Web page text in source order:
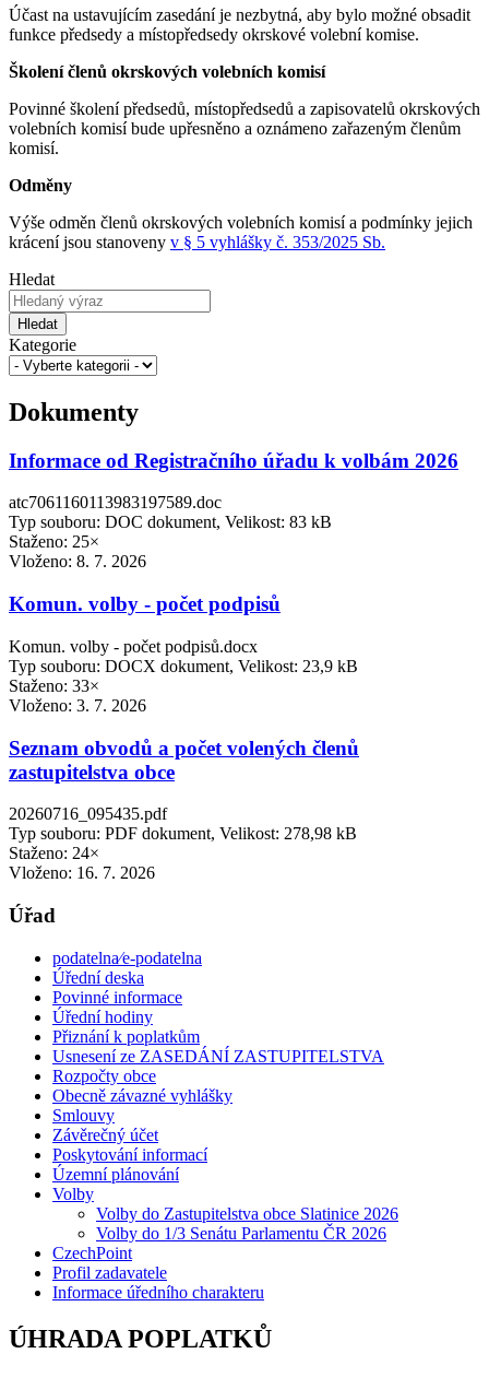
Účast na ustavujícím zasedání je nezbytná, aby bylo možné obsadit
funkce předsedy a místopředsedy okrskové volební komise.
Školení členů okrskových volebních komisí
Povinné školení předsedů, místopředsedů a zapisovatelů okrskových
volebních komisí bude upřesněno a oznámeno zařazeným členům
komisí.
Odměny
Výše odměn členů okrskových volebních komisí a podmínky jejich
krácení jsou stanoveny v § 5 vyhlášky č. 353/2025 Sb.
Hledat
Hledat
Kategorie
Dokumenty
Informace od Registračního úřadu k volbám 2026
atc7061160113983197589.doc
Typ souboru: DOC dokument, Velikost: 83 kB
Staženo: 25×
Vloženo: 8. 7. 2026
Komun. volby - počet podpisů
Komun. volby - počet podpisů.docx
Typ souboru: DOCX dokument, Velikost: 23,9 kB
Staženo: 33×
Vloženo: 3. 7. 2026
Seznam obvodů a počet volených členů
zastupitelstva obce
20260716_095435.pdf
Typ souboru: PDF dokument, Velikost: 278,98 kB
Staženo: 24×
Vloženo: 16. 7. 2026
Úřad
podatelna⁄e-podatelna
Úřední deska
Povinné informace
Úřední hodiny
Přiznání k poplatkům
Usnesení ze ZASEDÁNÍ ZASTUPITELSTVA
Rozpočty obce
Obecně závazné vyhlášky
Smlouvy
Závěrečný účet
Poskytování informací
Územní plánování
Volby
Volby do Zastupitelstva obce Slatinice 2026
Volby do 1/3 Senátu Parlamentu ČR 2026
CzechPoint
Profil zadavatele
Informace úředního charakteru
ÚHRADA POPLATKŮ